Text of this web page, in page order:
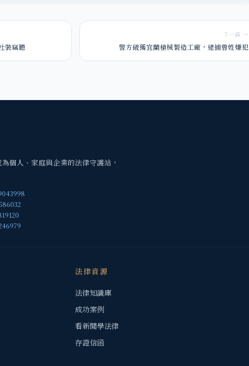
裝竊聽
下一篇 →
警方破獲宜蘭槍械製造工廠，逮捕曾姓嫌犯
個人、家庭與企業的法律守護站，
法律資源
法律知識庫
成功案例
看新聞學法律
存證信函